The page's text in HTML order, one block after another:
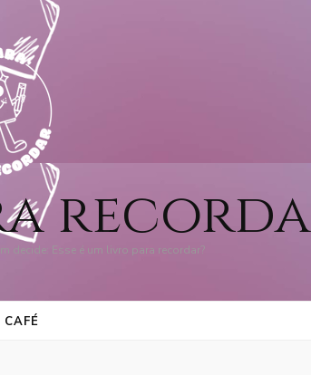
decide: Esse é um livro para recordar?